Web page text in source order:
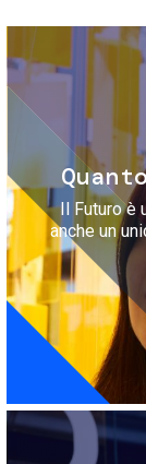
Il Futuro è
anche un